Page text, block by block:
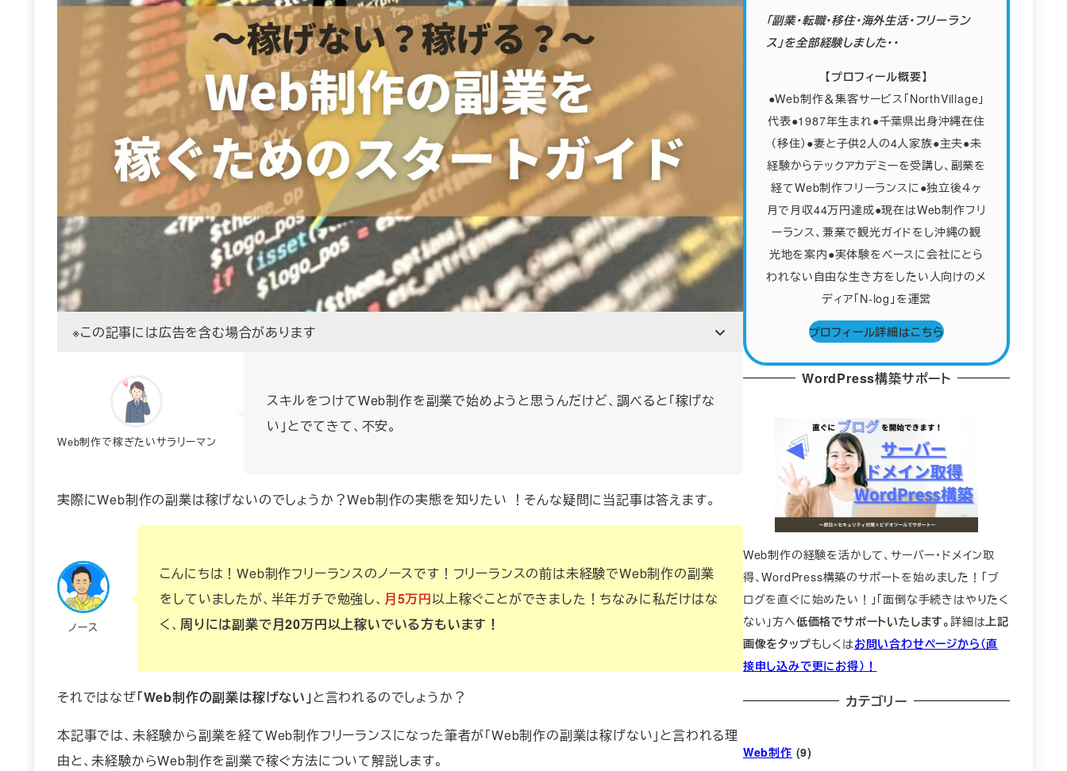
※この記事には広告を含む場合があります
Web制作で稼ぎたいサラリーマン
スキルをつけてWeb制作を副業で始めようと思うんだけど、調べると「稼げな
い」とでてきて、不安。
実際にWeb制作の副業は稼げないのでしょうか？Web制作の実態を知りたい ！そんな疑問に当記事は答えます。
ノース
こんにちは！Web制作フリーランスのノースです！フリーランスの前は未経験でWeb制作の副業
をしていましたが、半年ガチで勉強し、 月5万円以上稼ぐことができました！ちなみに私だけはな
く、 周りには副業で月20万円以上稼いでいる方もいます！
それではなぜ「Web制作の副業は稼げない」と言われるのでしょうか？
本記事では、未経験から副業を経てWeb制作フリーランスになった筆者が「Web制作の副業は稼げない」と言われる理
由と、未経験からWeb制作を副業で稼ぐ方法について解説します。
「副業・転職・移住・海外生活・フリーラン
ス」を全部経験しました・・
【プロフィール概要】
●Web制作＆集客サービス「NorthVillage」
代表●1987年生まれ●千葉県出身沖縄在住
（移住）●妻と子供2人の4人家族●主夫●未
経験からテックアカデミーを受講し、副業を
経てWeb制作フリーランスに●独立後４ヶ
月で月収44万円達成●現在はWeb制作フリ
ーランス、兼業で観光ガイドをし沖縄の観
光地を案内●実体験をベースに会社にとら
われない自由な生き方をしたい人向けのメ
ディア「N-log」を運営
プロフィール詳細はこちら
WordPress構築サポート
Web制作の経験を活かして、サーバー・ドメイン取
得、WordPress構築のサポートを始めました！「ブ
ログを直ぐに始めたい！」「面倒な手続きはやりたく
ない」方へ低価格でサポートいたします。詳細は上記
画像をタップもしくはお問い合わせページから（直
接申し込みで更にお得）！
カテゴリー
Web制作 (9)